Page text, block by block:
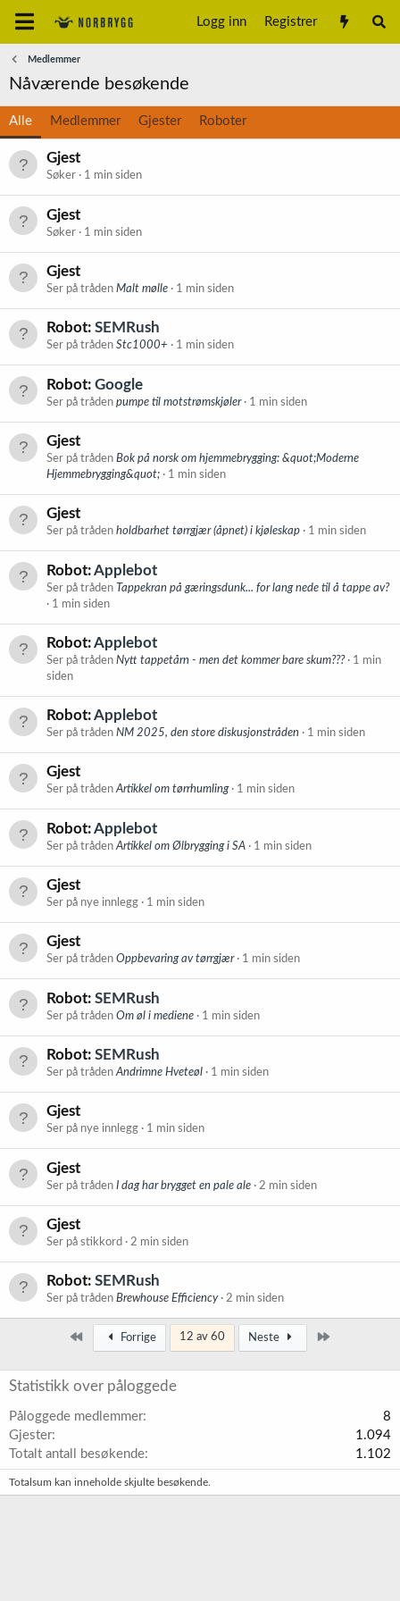
Logg inn Registrer
Medlemmer
Nåværende besøkende
Alle Medlemmer Gjester Roboter
Gjest
Søker 1 min siden
Gjest
Søker 1 min siden
Gjest
Ser på tråden Malt mølle 1 min siden
Robot: SEMRush
Ser på tråden Stc1000+ 1 min siden
Robot: Google
Ser på tråden pumpe til motstrømskjøler 1 min siden
Gjest
Ser på tråden Bok på norsk om hjemmebrygging: &quot;Moderne
Hjemmebrygging&quot;
1 min siden
Gjest
Ser på tråden holdbarhet tørrgjær (åpnet) i kjøleskap 1 min siden
Robot:Applebot
Ser på tråden Tappekran på gæringsdunk... for lang nede til å tappe av?
1 min siden
Robot:Applebot
Ser på tråden Nytt tappetårn - men det kommer bare skum???
1 min
siden
Robot:Applebot
Ser på tråden NM 2025, den store diskusjonstråden 1 min siden
Gjest
Ser på trådenArtikkel om tørrhumling 1 min siden
Robot:Applebot
Ser på trådenArtikkel om Ølbrygging i SA 1 min siden
Gjest
Ser på nye innlegg 1 min siden
Gjest
Ser på tråden Oppbevaring av tørrgjær 1 min siden
Robot: SEMRush
Ser på tråden Om øl i mediene 1 min siden
Robot: SEMRush
Ser på trådenAndrimne Hveteøl 1 min siden
Gjest
Ser på nye innlegg 1 min siden
Gjest
Ser på tråden I dag har brygget en pale ale 2 min siden
Gjest
Ser på stikkord 2 min siden
Robot: SEMRush
Ser på tråden Brewhouse Efficiency 2 min siden
Først Forrige 12 av 60 Neste
Statistikk over påloggede
Påloggede medlemmer
8
Gjester
1.094
Totalt antall besøkende
1.102
Totalsum kan inneholde skjulte besøkende.